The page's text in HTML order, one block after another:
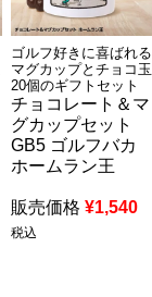
ゴルフ好きに喜ばれる
マグカップとチョコ玉
20個のギフトセット
チョコレート＆マ
グカップセット
GB5 ゴルフバカ
ホームラン王
販売価格 ¥1,540
税込